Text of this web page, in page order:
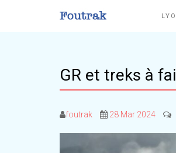
GR et treks à
foutrak 28 Mar 2024